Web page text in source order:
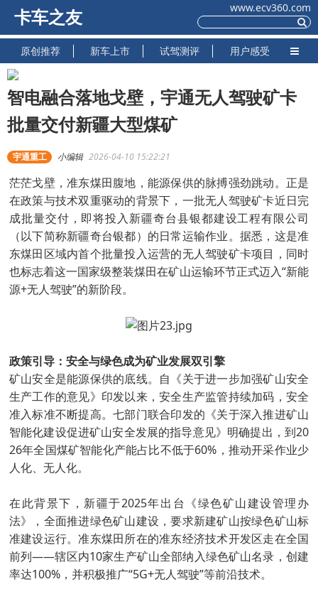
卡车之友
www.ecv360.com
原创推荐 新车上市 试驾测评 用户感受
智电融合落地戈壁，宇通无人驾驶矿卡
批量交付新疆大型煤矿
宇通重工 小编辑 2026-04-10 15:22:21
茫茫戈壁，准东煤田腹地，能源保供的脉搏强劲跳动。正是
在政策与技术双重驱动的背景下，一批无人驾驶矿卡近日完
成批量交付，即将投入新疆奇台县银都建设工程有限公司
（以下简称新疆奇台银都）的日常运输作业。据悉，这是准
东煤田区域内首个批量投入运营的无人驾驶矿卡项目，同时
也标志着这一国家级整装煤田在矿山运输环节正式迈入“新能
源+无人驾驶”的新阶段。
政策引导：安全与绿色成为矿业发展双引擎
矿山安全是能源保供的底线。自《关于进一步加强矿山安全
生产工作的意见》印发以来，安全生产监管持续加码，安全
准入标准不断提高。七部门联合印发的《关于深入推进矿山
智能化建设促进矿山安全发展的指导意见》明确提出，到20
26年全国煤矿智能化产能占比不低于60%，推动开采作业少
人化、无人化。
在此背景下，新疆于2025年出台《绿色矿山建设管理办
法》，全面推进绿色矿山建设，要求新建矿山按绿色矿山标
准建设运行。准东煤田所在的准东经济技术开发区走在全国
前列——辖区内10家生产矿山全部纳入绿色矿山名录，创建
率达100%，并积极推广“5G+无人驾驶”等前沿技术。